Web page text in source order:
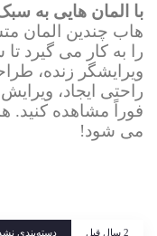
با المان هایی به
هاب چندین المان
را به کار می گیرد تا
ویرایشگر زنده،
راحتی ایجاد،
فوراً مشاهده کنید.
می شود!
2 سال قبل دسته‌بندی